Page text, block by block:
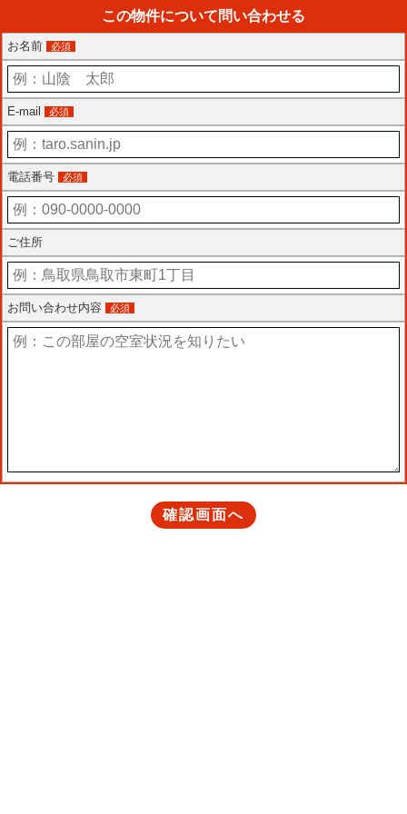
この物件について問い合わせる
お名前 必須
E-mail 必須
電話番号 必須
ご住所
お問い合わせ内容 必須